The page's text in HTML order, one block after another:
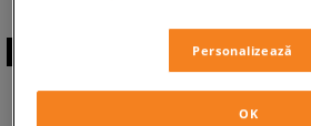
ABONEAZĂ-TE LA
Personalizează
OK